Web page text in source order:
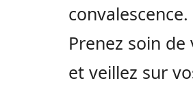
convalescence.
Prenez soin de
et veillez sur